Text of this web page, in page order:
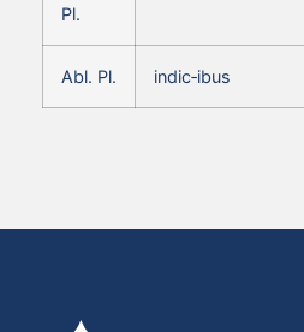
Pl.
Abl. Pl. indic‑ibus